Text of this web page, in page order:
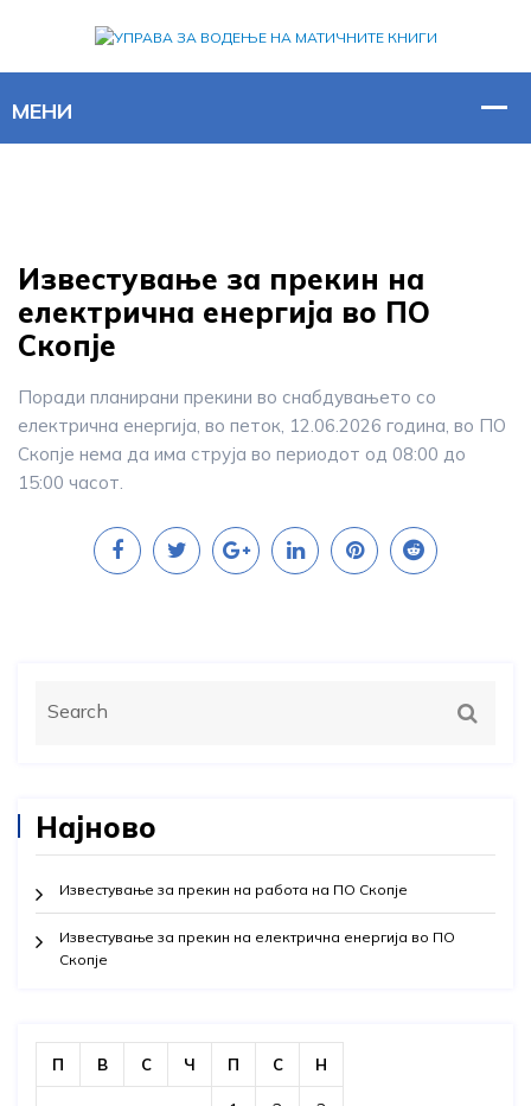
Известување за прекин на
електрична енергија во ПО
Скопје
Поради планирани прекини во снабдувањето со
електрична енергија, во петок, 12.06.2026 година, во ПО
Скопје нема да има струја во периодот од 08:00 до
15:00 часот.
Најново
Известување за прекин на работа на ПО Скопје
Известување за прекин на електрична енергија во ПО
Скопје
П В С Ч П С Н